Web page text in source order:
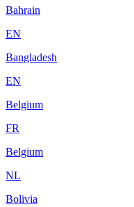
Bahrain
EN
Bangladesh
EN
Belgium
FR
Belgium
NL
Bolivia